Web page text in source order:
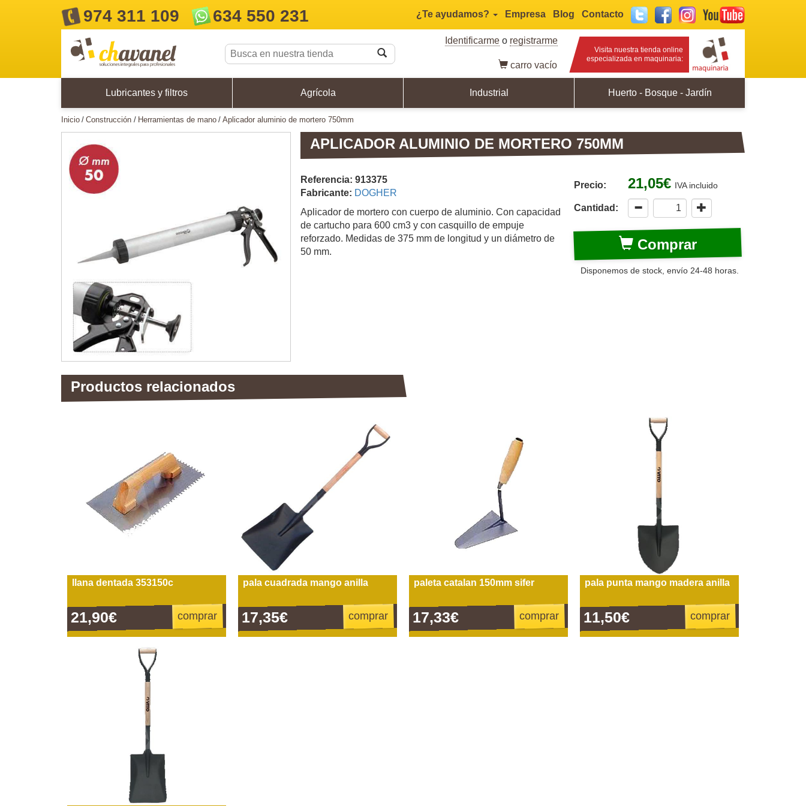
974 311 109 634 550 231 ¿Te ayudamos? Empresa Blog Contacto Twitter FacebookInstagram
Identificarmeo registrarme
carro vacío
Visita nuestra tienda online
especializada en maquinaria:
Lubricantes y filtros Agrícola Industrial Huerto - Bosque - Jardín
inicio construcción herramientas de mano aplicador aluminio de mortero 750mm
APLICADOR ALUMINIO DE MORTERO 750MM
Precio: 21,05€ IVA incluido
Cantidad:
Comprar
Disponemos de stock, envío 24-48 horas.
Referencia: 913375
Fabricante: DOGHER
Aplicador de mortero con cuerpo de aluminio. Con capacidad
de cartucho para 600 cm3 y con casquillo de empuje
reforzado. Medidas de 375 mm de longitud y un diámetro de
50 mm.
Productos relacionados
llana dentada 353150c
21,90€ comprar
pala cuadrada mango anilla
17,35€ comprar
paleta catalan 150mm sifer
17,33€ comprar
pala punta mango madera anilla
11,50€ comprar